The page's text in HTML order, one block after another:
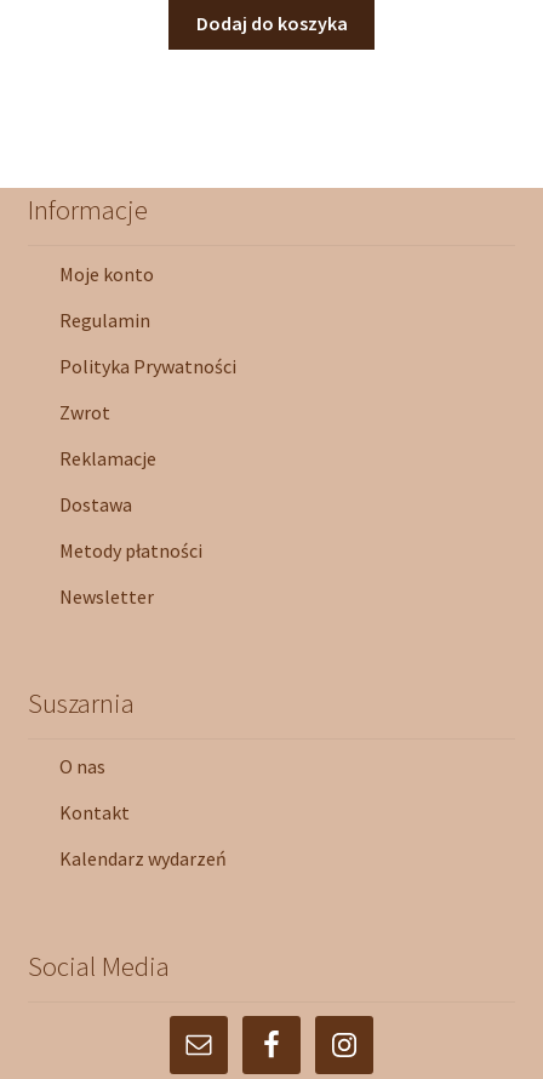
Dodaj do koszyka
Informacje
Moje konto
Regulamin
Polityka Prywatności
Zwrot
Reklamacje
Dostawa
Metody płatności
Newsletter
Suszarnia
O nas
Kontakt
Kalendarz wydarzeń
Social Media